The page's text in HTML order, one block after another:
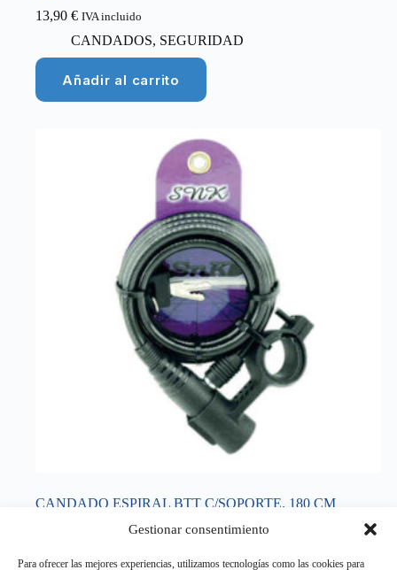
Gestionar consentimiento
Para ofrecer las mejores experiencias, utilizamos tecnologías como las cookies para
13,90 € IVA incluido
CANDADOS, SEGURIDAD
Añadir al carrito
CANDADO ESPIRAL BTT C/SOPORTE. 180 CM
IVA incluido